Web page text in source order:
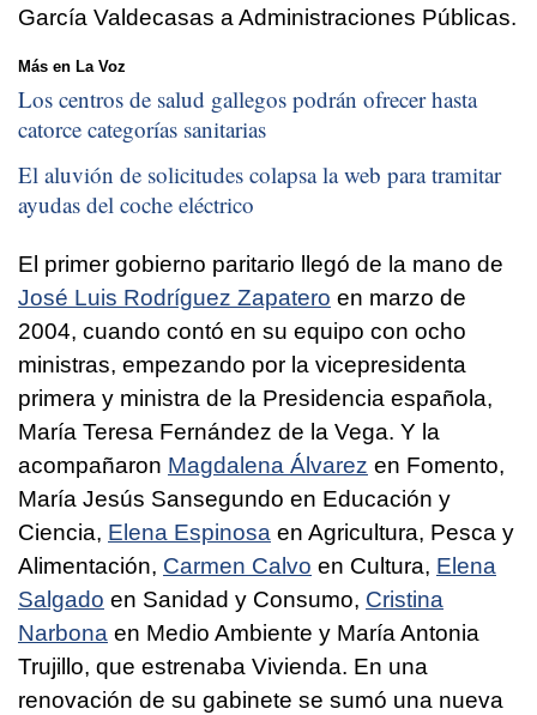
García Valdecasas a Administraciones Públicas.
Más en La Voz
Los centros de salud gallegos podrán ofrecer hasta
catorce categorías sanitarias
El aluvión de solicitudes colapsa la web para tramitar
ayudas del coche eléctrico
El primer gobierno paritario llegó de la mano de
José Luis Rodríguez Zapatero en marzo de
2004, cuando contó en su equipo con ocho
ministras, empezando por la vicepresidenta
primera y ministra de la Presidencia española,
María Teresa Fernández de la Vega. Y la
acompañaron Magdalena Álvarez en Fomento,
María Jesús Sansegundo en Educación y
Ciencia, Elena Espinosa en Agricultura, Pesca y
Alimentación, Carmen Calvo en Cultura, Elena
Salgado en Sanidad y Consumo, Cristina
Narbona en Medio Ambiente y María Antonia
Trujillo, que estrenaba Vivienda. En una
renovación de su gabinete se sumó una nueva